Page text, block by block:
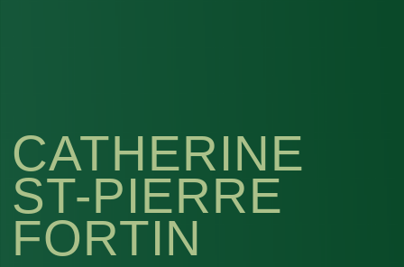
CATHERINE
ST-PIERRE
FORTIN